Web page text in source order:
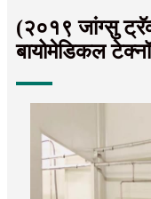
(२०१९ जांग्सु
बायोमेडिकल